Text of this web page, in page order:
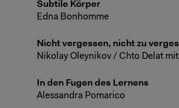
Subtile Körper
Edna Bonhomme
Nicht vergessen, nicht zu
Nikolay Oleynikov / Chto Delat
In den Fugen des Lernens
Alessandra Pomarico